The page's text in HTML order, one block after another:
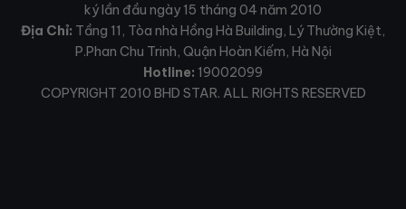
ký lần đầu ngày 15 tháng 04 năm 2010
Địa Chỉ: Tầng 11, Tòa nhà Hồng Hà Building, Lý Thường Kiệt,
P.Phan Chu Trinh, Quận Hoàn Kiếm, Hà Nội
Hotline: 19002099
COPYRIGHT 2010 BHD STAR. ALL RIGHTS RESERVED